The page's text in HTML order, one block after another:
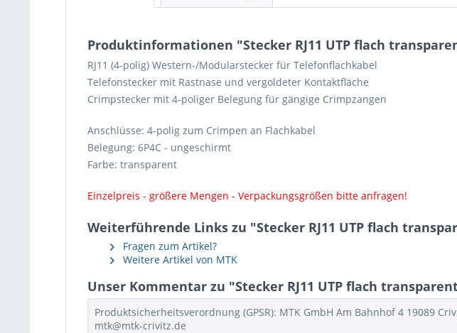
Produktinformationen "Stecker RJ11 UTP flach
RJ11 (4-polig) Western-/Modularstecker für Telefonflachkabel
Telefonstecker mit Rastnase und vergoldeter Kontaktfläche
Crimpstecker mit 4-poliger Belegung für gängige Crimpzangen
Anschlüsse: 4-polig zum Crimpen an Flachkabel
Belegung: 6P4C - ungeschirmt
Farbe: transparent
Einzelpreis - größere Mengen - Verpackungsgrößen bitte anfragen!
Weiterführende Links zu "Stecker RJ11 UTP flach
Fragen zum Artikel?
Weitere Artikel von MTK
Unser Kommentar zu "Stecker RJ11 UTP flach
Produktsicherheitsverordnung (GPSR): MTK GmbH Am Bahnhof 4 19089
mtk@mtk-crivitz.de